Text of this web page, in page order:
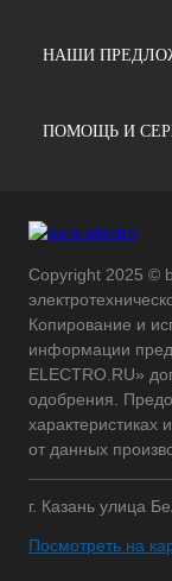
НАШИ
ПОМОЩЬ И
Copyright 2025 ©
Копирование и
информации
ELECTRO.RU»
одобрения.
характеристиках
от данных
г. Казань улица
Посмотреть на